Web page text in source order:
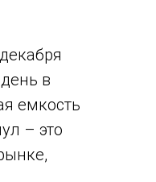
в
емкость
– это